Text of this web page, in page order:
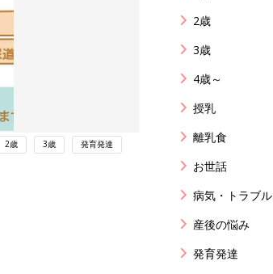
2歳 3歳 発育発達
2歳
3歳
4歳～
授乳
離乳食
お世話
病気・トラブル
産後の悩み
発育発達